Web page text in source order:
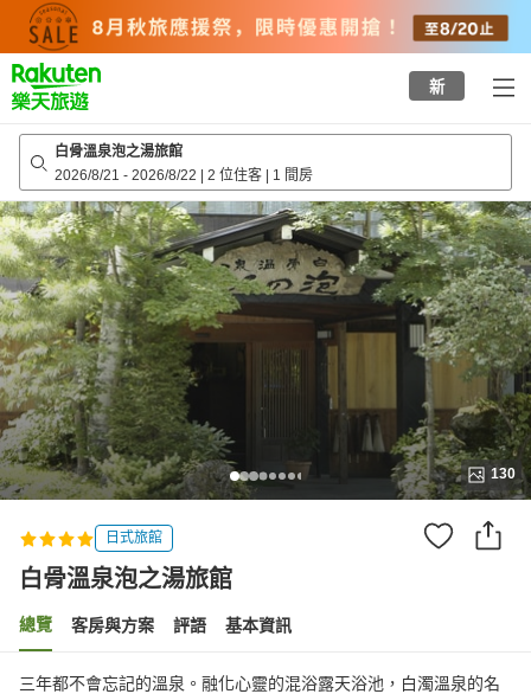
top
page
新
白骨溫泉泡之湯旅館
2026/8/21 - 2026/8/22 | 2 位住客 | 1 間房
130
日式旅館
白骨溫泉泡之湯旅館
總覽 客房與方案 評語 基本資訊
三年都不會忘記的溫泉。融化心靈的混浴露天浴池，白濁溫泉的名